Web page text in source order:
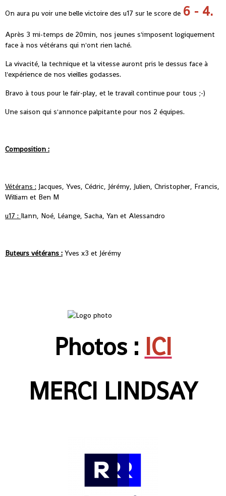
On aura pu voir une belle victoire des u17 sur le score de 6 - 4.
Après 3 mi-temps de 20min, nos jeunes s'imposent logiquement
face à nos vétérans qui n'ont rien laché.
La vivacité, la technique et la vitesse auront pris le dessus face à
l'expérience de nos vieilles godasses.
Bravo à tous pour le fair-play, et le travail continue pour tous ;-)
Une saison qui s'annonce palpitante pour nos 2 équipes.
Composition :
Vétérans : Jacques, Yves, Cédric, Jérémy, Julien, Christopher, Francis,
William et Ben M
u17 : Ilann, Noé, Léange, Sacha, Yan et Alessandro
Buteurs vétérans : Yves x3 et Jérémy
Photos : ICI
MERCI LINDSAY